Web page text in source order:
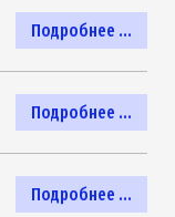
Подробнее ...
Подробнее ...
Подробнее ...